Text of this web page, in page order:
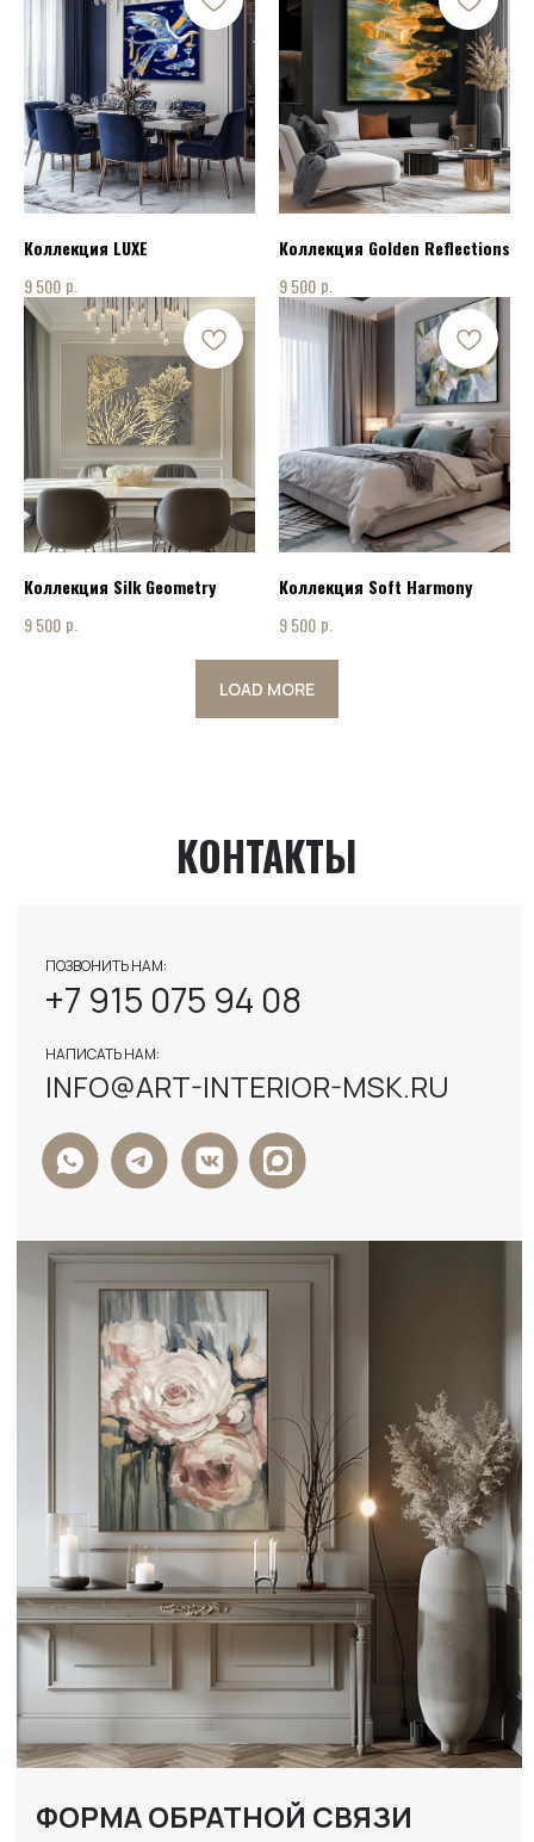
Коллекция LUXE
9 500 р.
Коллекция Golden Reflections
9 500 р.
Коллекция Silk Geometry
9 500 р.
Коллекция Soft Harmony
9 500 р.
LOAD MORE
КОНТАКТЫ
+7
Я ДАЮ СОГЛАСИЕ НА ОБРАБОТКУ
ПЕРСОНАЛЬНЫХ ДАННЫХ И СОГЛАСЕН С
ПОЛИТИКОЙ КОНФИДЕНЦИАЛЬНОСТИ
ДАННЫХ
ОТПРАВИТЬ
ФОРМА ОБРАТНОЙ СВЯЗИ
+7 915 075 94 08
ПОЗВОНИТЬ НАМ:
INFO@ART-INTERIOR-MSK.RU
НАПИСАТЬ НАМ: